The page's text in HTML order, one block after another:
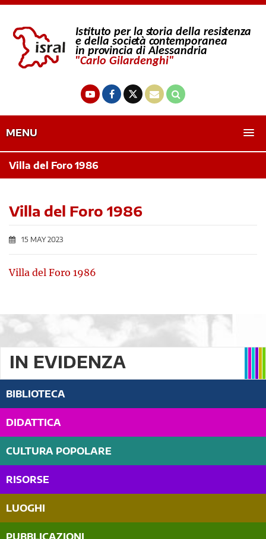
MENU
Villa del Foro 1986
Villa del Foro 1986
15 MAY 2023
Villa del Foro 1986
IN EVIDENZA
BIBLIOTECA
DIDATTICA
CULTURA POPOLARE
RISORSE
LUOGHI